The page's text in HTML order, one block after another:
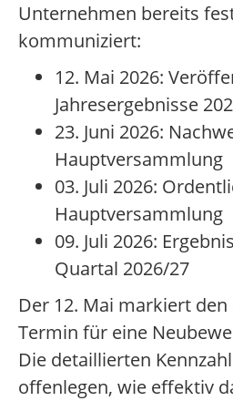
Unternehmen bereits
kommuniziert:
12. Mai 2026:
Jahresergebnisse
23. Juni 2026:
Hauptversammlung
03. Juli 2026:
Hauptversammlung
09. Juli 2026:
Quartal 2026/27
Der 12. Mai markiert
Termin für eine
Die detaillierten
offenlegen, wie effektiv